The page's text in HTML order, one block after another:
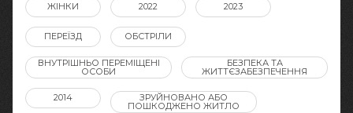
ЖІНКИ 2022 2023
ПЕРЕЇЗД ОБСТРІЛИ
ВНУТРІШНЬО ПЕРЕМІЩЕНІ
ОСОБИ
БЕЗПЕКА ТА
ЖИТТЄЗАБЕЗПЕЧЕННЯ
2014 ЗРУЙНОВАНО АБО
ПОШКОДЖЕНО ЖИТЛО